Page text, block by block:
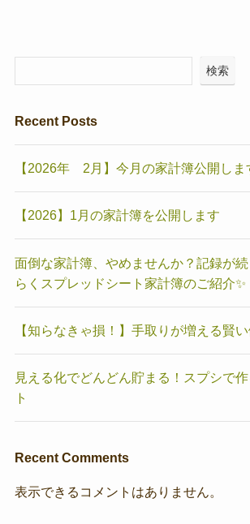
検索
Recent Posts
【2026年 2月】今月の家計簿公開しま
【2026】1月の家計簿を公開します
面倒な家計簿、やめませんか？記録が続
らくスプレッドシート家計簿のご紹介✨
【知らなきゃ損！】手取りが増える賢
見える化でどんどん貯まる！スプシで
ト
Recent Comments
表示できるコメントはありません。